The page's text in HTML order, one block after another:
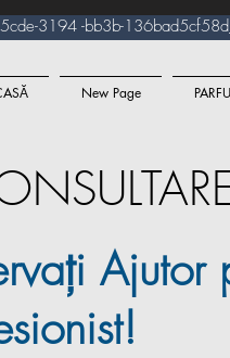
-bb3b-136bad5cf58d_
New Page
Ajutor